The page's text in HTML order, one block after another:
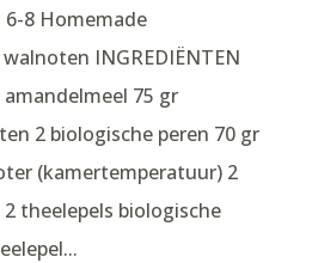
8 Homemade
INGREDIËNTEN
75 gr
2 biologische peren 70 gr
(kamertemperatuur) 2
theelepels biologische